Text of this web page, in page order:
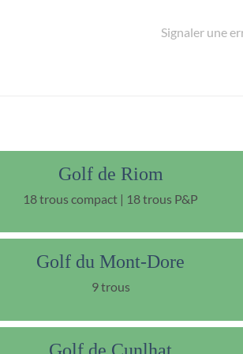
Signaler une
Golf de Riom
18 trous compact | 18 trous P&P
Golf du Mont-Dore
9 trous